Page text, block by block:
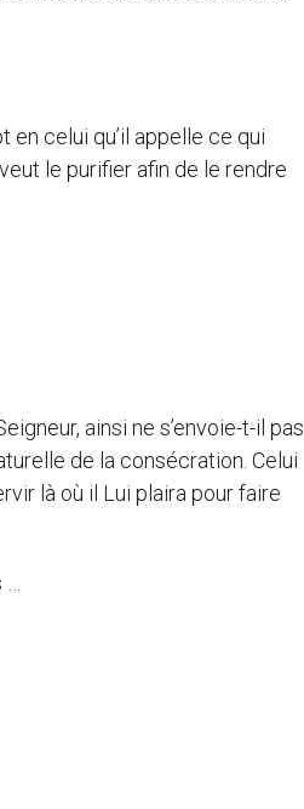
celui qu’il appelle ce qui
le purifier afin de le rendre
ainsi ne s’envoie-t-il pas
de la consécration. Celui
là où il Lui plaira pour faire